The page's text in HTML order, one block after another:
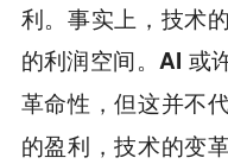
利。事实上，技术
的利润空间。 AI 或
革命性，但这并不
的盈利，技术的变